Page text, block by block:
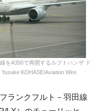
をA350で再開するルフトハンザ ド
KOHASE/Aviation Wire
ランクフルト－羽田線